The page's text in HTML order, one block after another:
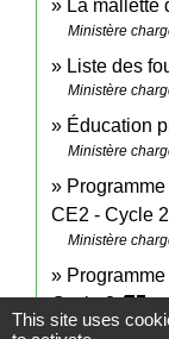
La mallette
Ministère
Liste des
Ministère
Éducation
Ministère
CE2 - Cycle 2
Ministère
Cycle 3open_in_new
Ministère
This site uses